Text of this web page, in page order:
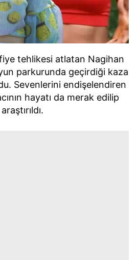
tehlikesi atlatan Nagihan
parkurunda geçirdiği kaza
Sevenlerini endişelendiren
hayatı da merak edilip
araştırıldı.